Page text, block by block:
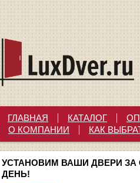
ГЛАВНАЯ КАТАЛОГ
О КОМПАНИИ
КАК
УСТАНОВИМ ВАШИ ДВЕРИ ЗА
ДЕНЬ!